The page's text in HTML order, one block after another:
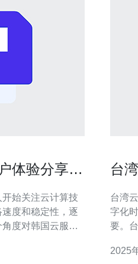
体验分享与
始关注云计算技
度和稳定性，逐
度对韩国云服务
台
台湾云
字化
要。
供卓越的性
2025